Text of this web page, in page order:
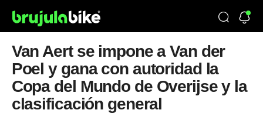
Van Aert se impone a Van der
Poel y gana con autoridad la
Copa del Mundo de Overijse y la
clasificación general